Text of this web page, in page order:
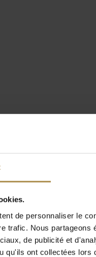
de personnaliser le
trafic. Nous
de publicité et
qu'ils ont collectées lors